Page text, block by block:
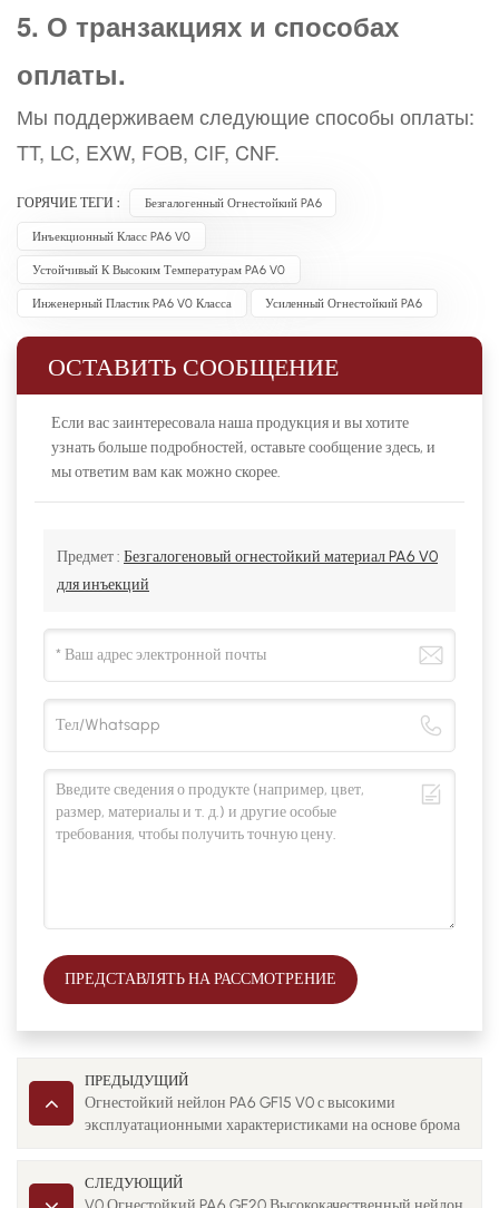
5. О транзакциях и способах
оплаты.
Мы поддерживаем следующие способы оплаты:
TT, LC, EXW, FOB, CIF, CNF.
ГОРЯЧИЕ ТЕГИ : Безгалогенный Огнестойкий PA6
Инъекционный Класс PA6 V0
Устойчивый К Высоким Температурам PA6 V0
Инженерный Пластик PA6 V0 Класса Усиленный Огнестойкий PA6
ОСТАВИТЬ СООБЩЕНИЕ
Если вас заинтересовала наша продукция и вы хотите
узнать больше подробностей, оставьте сообщение здесь, и
мы ответим вам как можно скорее.
Предмет : Безгалогеновый огнестойкий материал PA6 V0
для инъекций
ПРЕДСТАВЛЯТЬ НА РАССМОТРЕНИЕ
ПРЕДЫДУЩИЙ
Огнестойкий нейлон PA6 GF15 V0 с высокими
эксплуатационными характеристиками на основе брома
СЛЕДУЮЩИЙ